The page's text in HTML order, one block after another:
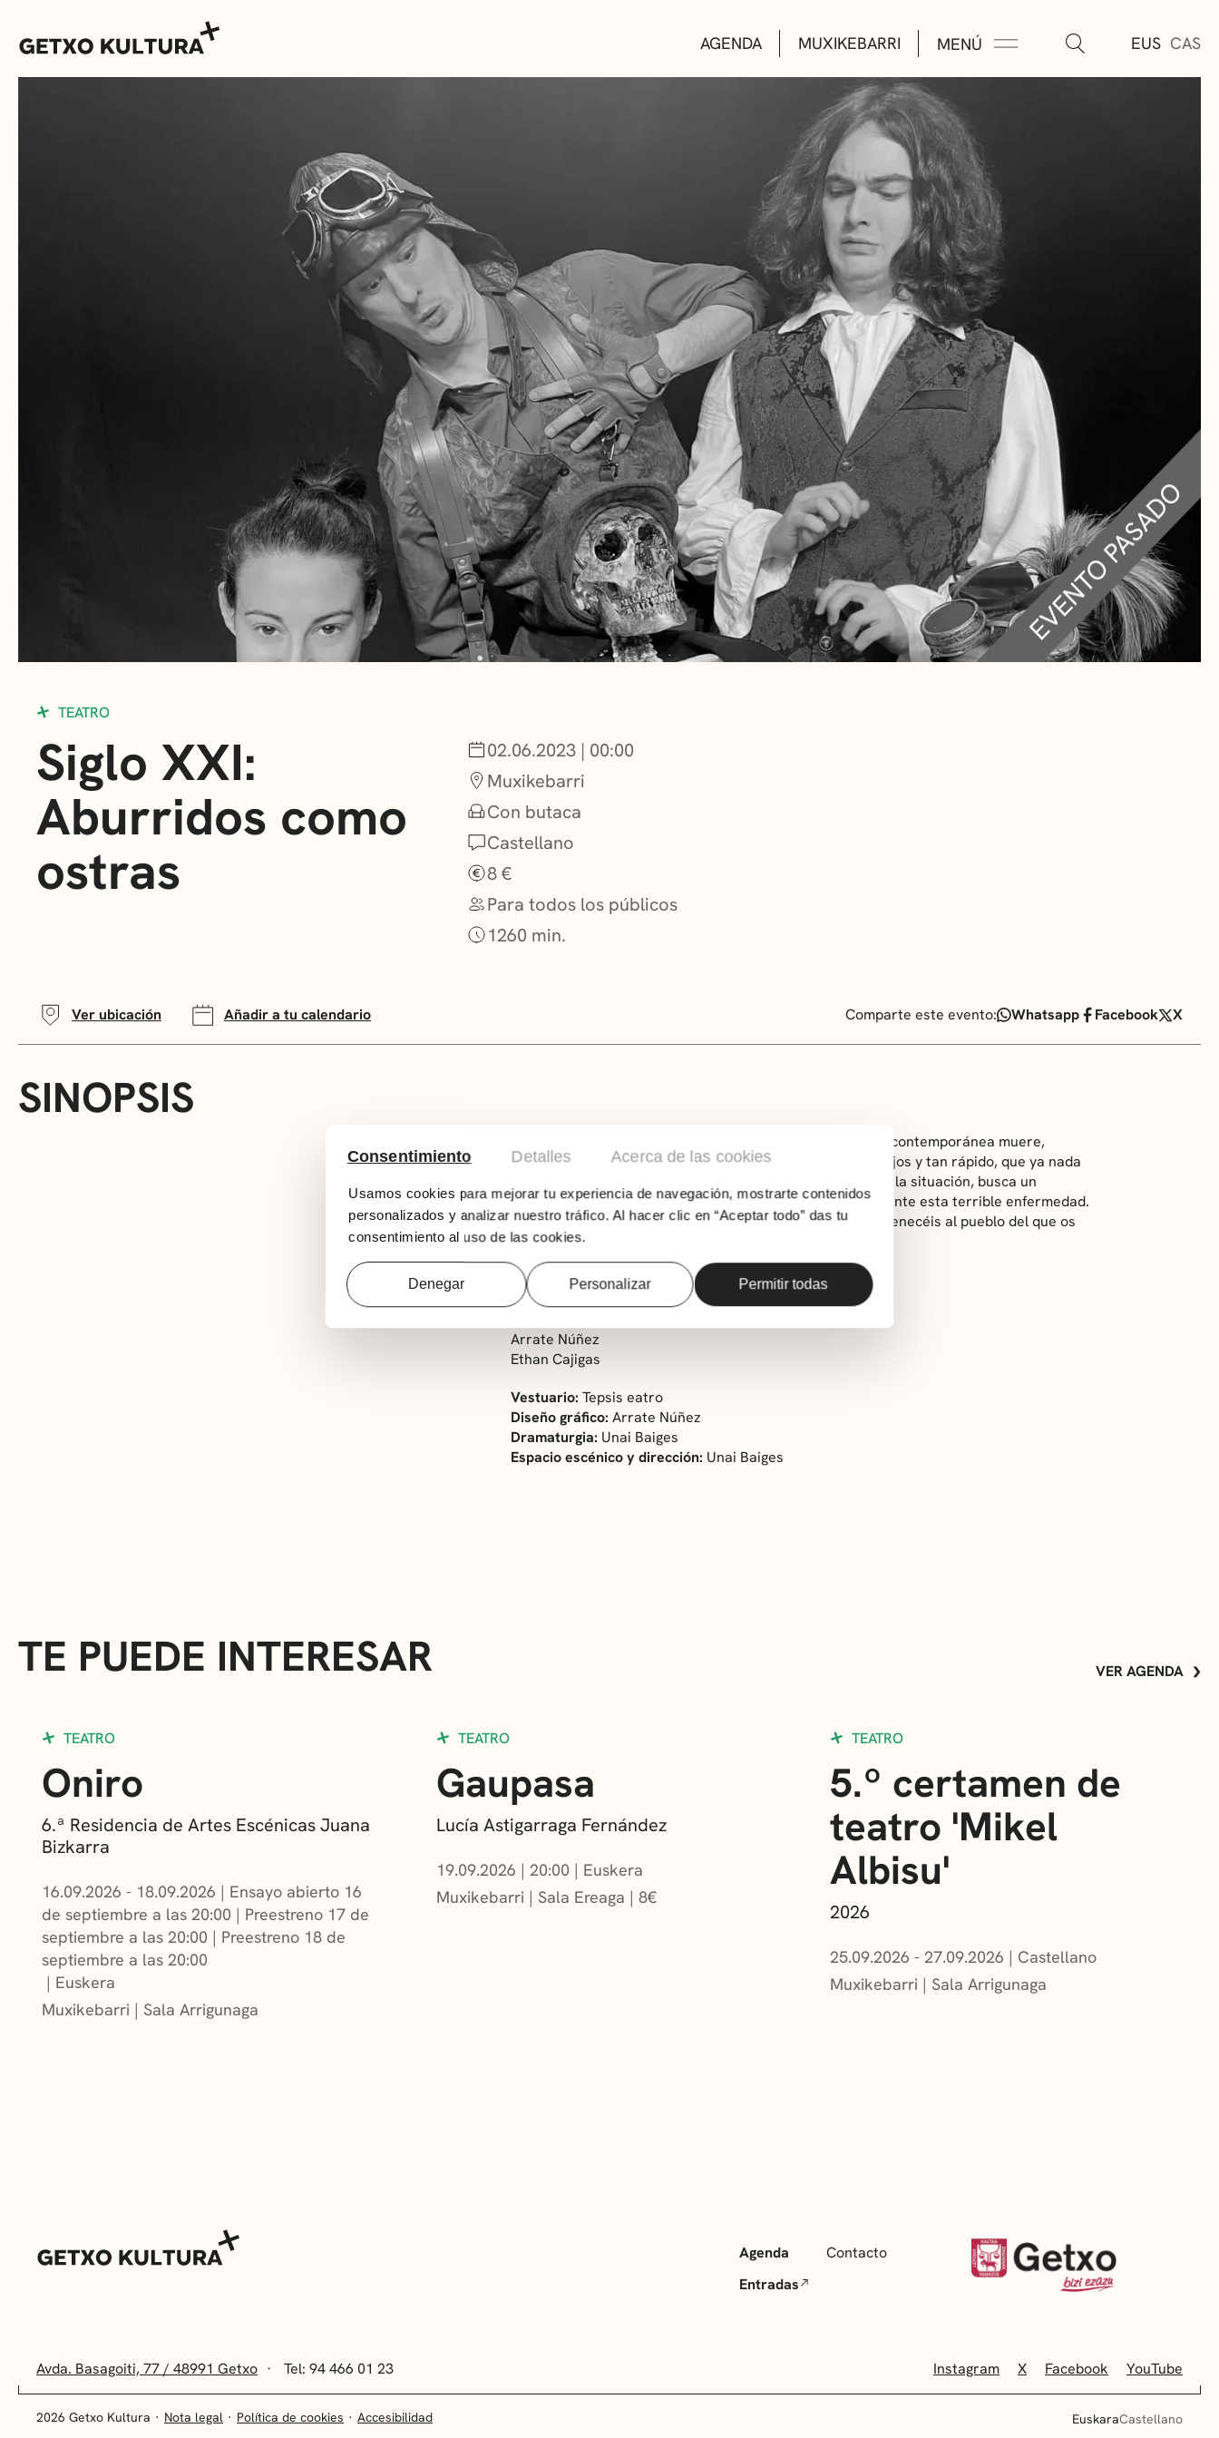
Consentimiento Detalles Acerca de las cookies
Usamos cookies para mejorar tu experiencia de navegación, mostrarte contenidos
personalizados y analizar nuestro tráfico. Al hacer clic en “Aceptar todo” das tu
consentimiento al uso de las cookies.
Denegar Personalizar Permitir todas
AGENDA MUXIKEBARRI MENÚ EUS CAS
MUXIKEBARRI
AULAS DE CULTURA
BIBLIOTECAS
ESCUELA DE MÚSICA
CONVOCATORIAS
NOTICIAS
GETXO KULTURA
ASOCIACIONES CULTURALES
TEATRO
Siglo XXI:
Aburridos como
ostras
02.06.2023 | 00:00
Muxikebarri
Con butaca
Castellano
8 €
Para todos los públicos
1260 min.
Ver ubicación Añadir a tu calendario Comparte este evento: Whatsapp Facebook X
SINOPSIS
En un futuro no muy lejano, la población de esta sociedad contemporánea muere,
literalmente, de aburrimiento. Hemos corrido tanto, tan lejos y tan rápido, que ya nada
nos llena, nada nos divierte. Un pueblo, desesperado ante la situación, busca un
cuentacuentos para que sus historias sirvan de antídoto ante esta terrible enfermedad.
¿Una idea estúpida? Qué os voy a contar a vosotros… pertenecéis al pueblo del que os
hablo y sufrís cada día las consecuencias…
Intérpretes:
Unai Baiges
Arrate Núñez
Ethan Cajigas
Vestuario: Tepsis eatro
Diseño gráfico: Arrate Núñez
Dramaturgia: Unai Baiges
Espacio escénico y dirección: Unai Baiges
TE PUEDE INTERESAR VER AGENDA
TEATRO
Oniro
6.ª Residencia de Artes Escénicas Juana
Bizkarra
16.09.2026 - 18.09.2026 | Ensayo abierto 16
de septiembre a las 20:00 | Preestreno 17 de
septiembre a las 20:00 | Preestreno 18 de
septiembre a las 20:00
Euskera
Muxikebarri | Sala Arrigunaga
TEATRO
Gaupasa
Lucía Astigarraga Fernández
19.09.2026 | 20:00
Euskera
Muxikebarri | Sala Ereaga 8€
TEATRO
5.º certamen de
teatro 'Mikel
Albisu'
2026
25.09.2026 - 27.09.2026
Castellano
Muxikebarri | Sala Arrigunaga
Agenda
Entradas
Contacto
Avda. Basagoiti, 77 / 48991 Getxo Tel: 94 466 01 23 Instagram X Facebook YouTube
EuskaraCastellano
2026 Getxo Kultura Nota legal Política de cookies Accesibilidad